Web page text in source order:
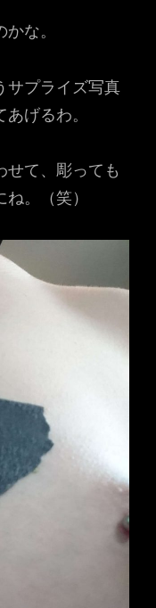
な。
プライズ写真
げるわ。
て、彫っても
。（笑）